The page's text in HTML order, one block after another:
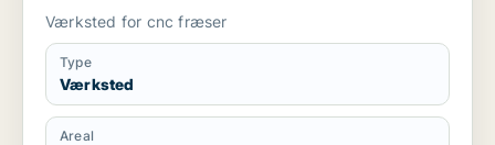
Værksted for cnc fræser
Type
Værksted
Areal